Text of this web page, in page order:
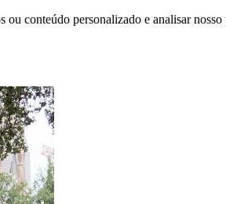
conteúdo personalizado e analisar